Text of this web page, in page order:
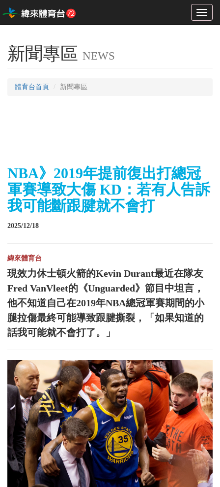
Toggle
新聞專區 NEWS
體育台首頁 新聞專區
NBA》2019年提前復出打總冠
軍賽導致大傷 KD：若有人告訴
我可能斷跟腱就不會打
2025/12/18
緯來體育台
現效力休士頓火箭的Kevin Durant最近在隊友
Fred VanVleet的《Unguarded》節目中坦言，
他不知道自己在2019年NBA總冠軍賽期間的小
腿拉傷最終可能導致跟腱撕裂，「如果知道的
話我可能就不會打了。」